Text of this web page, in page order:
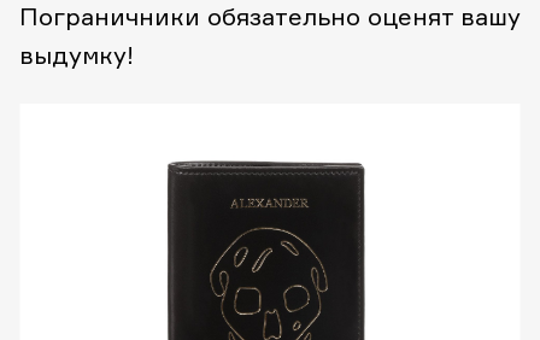
Пограничники обязательно оценят вашу
выдумку!